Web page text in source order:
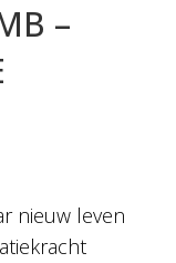
–
nieuw leven